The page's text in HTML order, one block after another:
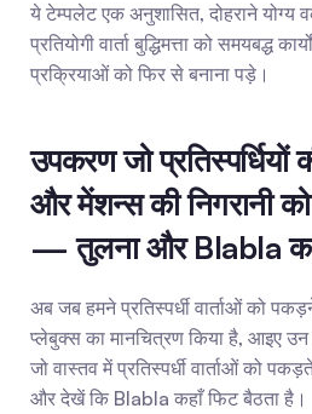
ये टेम्पलेट एक अनुशासित, दोहराने योग्य
प्रतियोगी वार्ता बुद्धिमत्ता को समयबद्ध
प्रक्रियाओं को फिर से बनाना पड़े।
उपकरण जो प्रतिस्पर्धियों
और मेंशन्स की निगरानी
— तुलना और Blabla
अब जब हमने प्रतिस्पर्धी वार्ताओं को
प्लेबुक्स का मानचित्रण किया है, आइए
जो वास्तव में प्रतिस्पर्धी वार्ताओं को
और देखें कि Blabla कहाँ फिट बैठता है।